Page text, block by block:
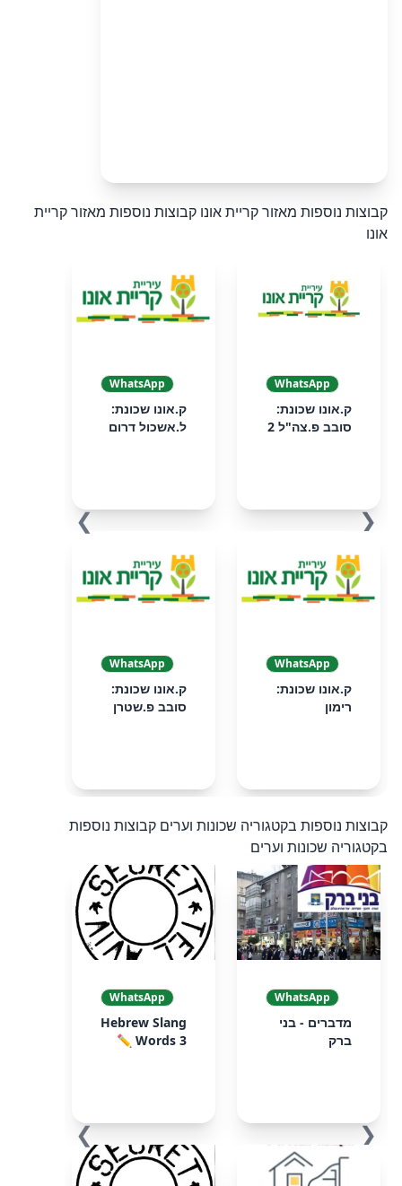
קבוצות נוספות מאזור קריית אונו קבוצות נוספות מאזור קריית
אונו
❮
WhatsApp
ק.אונו שכונת:
סובב פ.צה"ל 2
WhatsApp
ק.אונו שכונת:
ל.אשכול דרום
WhatsApp
ק.אונו שכונת:
רימון
WhatsApp
ק.אונו שכונת:
סובב פ.שטרן
❯
קבוצות נוספות בקטגוריה שכונות וערים קבוצות נוספות
בקטגוריה שכונות וערים
❮
WhatsApp
מדברים - בני
ברק
WhatsApp
Hebrew Slang
Words 3 ✏️
❯